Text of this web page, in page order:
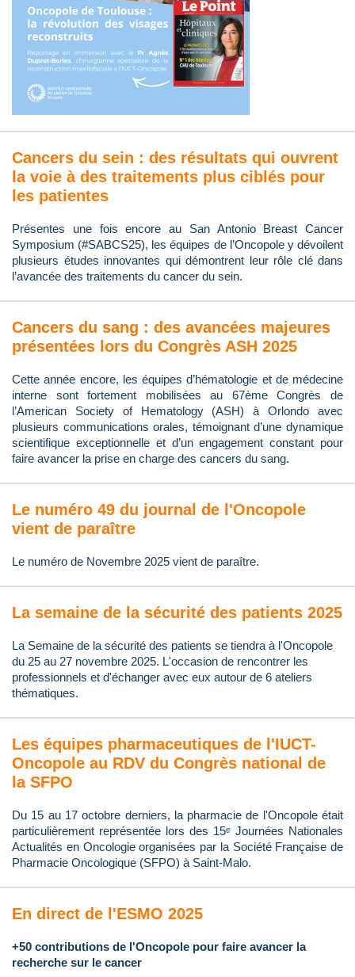
Cancers du sein : des résultats qui ouvrent
la voie à des traitements plus ciblés pour
les patientes
Présentes une fois encore au San Antonio Breast Cancer
Symposium (#SABCS25), les équipes de l’Oncopole y dévoilent
plusieurs études innovantes qui démontrent leur rôle clé dans
l’avancée des traitements du cancer du sein.
Cancers du sang : des avancées majeures
présentées lors du Congrès ASH 2025
Cette année encore, les équipes d’hématologie et de médecine
interne sont fortement mobilisées au 67ème Congrès de
l’American Society of Hematology (ASH) à Orlondo avec
plusieurs communications orales, témoignant d’une dynamique
scientifique exceptionnelle et d’un engagement constant pour
faire avancer la prise en charge des cancers du sang.
Le numéro 49 du journal de l'Oncopole
vient de paraître
Le numéro de Novembre 2025 vient de paraître.
La semaine de la sécurité des patients 2025
La Semaine de la sécurité des patients se tiendra à l'Oncopole
du 25 au 27 novembre 2025. L'occasion de rencontrer les
professionnels et d'échanger avec eux autour de 6 ateliers
thématiques.
Les équipes pharmaceutiques de l'IUCT-
Oncopole au RDV du Congrès national de
la SFPO
Du 15 au 17 octobre derniers, la pharmacie de l'Oncopole était
particulièrement représentée lors des 15ᵉ Journées Nationales
Actualités en Oncologie organisées par la Société Française de
Pharmacie Oncologique (SFPO) à Saint-Malo.
En direct de l'ESMO 2025
+50 contributions de l'Oncopole pour faire avancer la
recherche sur le cancer